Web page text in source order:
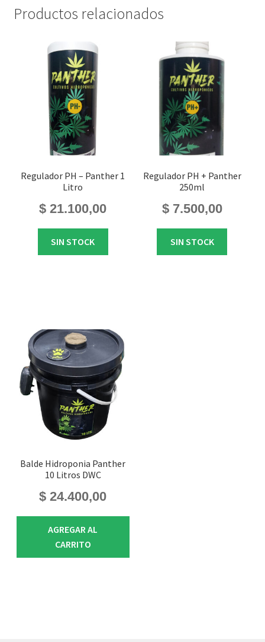
Productos relacionados
Regulador PH – Panther 1
Litro
$ 21.100,00
SIN STOCK
Regulador PH + Panther
250ml
$7.500,00
SIN STOCK
Balde Hidroponia Panther
10 Litros DWC
$ 24.400,00
AGREGAR AL
CARRITO